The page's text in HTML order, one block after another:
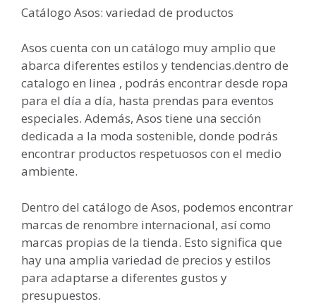
Catálogo Asos: variedad de productos
Asos cuenta con un catálogo muy amplio que
abarca diferentes estilos y tendencias.dentro de
catalogo en linea , podrás encontrar desde ropa
para el día a día, hasta prendas para eventos
especiales. Además, Asos tiene una sección
dedicada a la moda sostenible, donde podrás
encontrar productos respetuosos con el medio
ambiente.
Dentro del catálogo de Asos, podemos encontrar
marcas de renombre internacional, así como
marcas propias de la tienda. Esto significa que
hay una amplia variedad de precios y estilos
para adaptarse a diferentes gustos y
presupuestos.